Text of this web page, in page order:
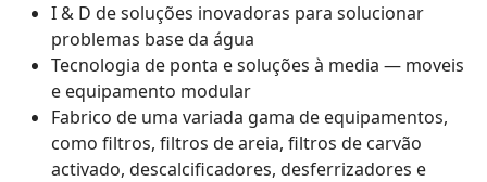
I & D de soluções inovadoras para solucionar
problemas base da água
Tecnologia de ponta e soluções à media — moveis
e equipamento modular
Fabrico de uma variada gama de equipamentos,
como filtros, filtros de areia, filtros de carvão
activado, descalcificadores, desferrizadores e